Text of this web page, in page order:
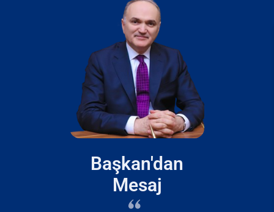
Başkan'dan
Mesaj